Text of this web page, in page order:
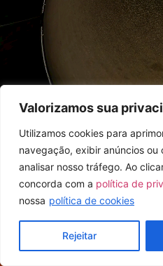
Valorizamos sua
Utilizamos cookies para
navegação, exibir anúncios
analisar nosso tráfego. Ao
concorda com a política de
nossa política de cookies
Rejeitar